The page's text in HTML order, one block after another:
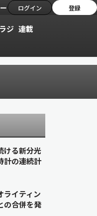
ログイン 登録
ジ 連載
ける新分光
の連続計
ライティン
の合併を発